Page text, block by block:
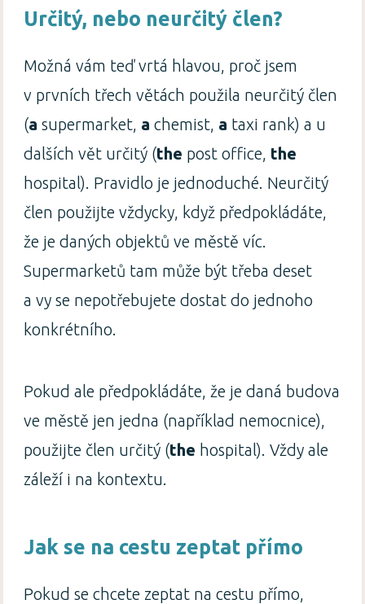
Určitý, nebo neurčitý člen?
Možná vám teď vrtá hlavou, proč jsem
v prvních třech větách použila neurčitý člen
(a supermarket, a chemist, a taxi rank) a u
dalších vět určitý (the post office, the
hospital). Pravidlo je jednoduché. Neurčitý
člen použijte vždycky, když předpokládáte,
že je daných objektů ve městě víc.
Supermarketů tam může být třeba deset
a vy se nepotřebujete dostat do jednoho
konkrétního.
Pokud ale předpokládáte, že je daná budova
ve městě jen jedna (například nemocnice),
použijte člen určitý (the hospital). Vždy ale
záleží i na kontextu.
Jak se na cestu zeptat přímo
Pokud se chcete zeptat na cestu přímo,